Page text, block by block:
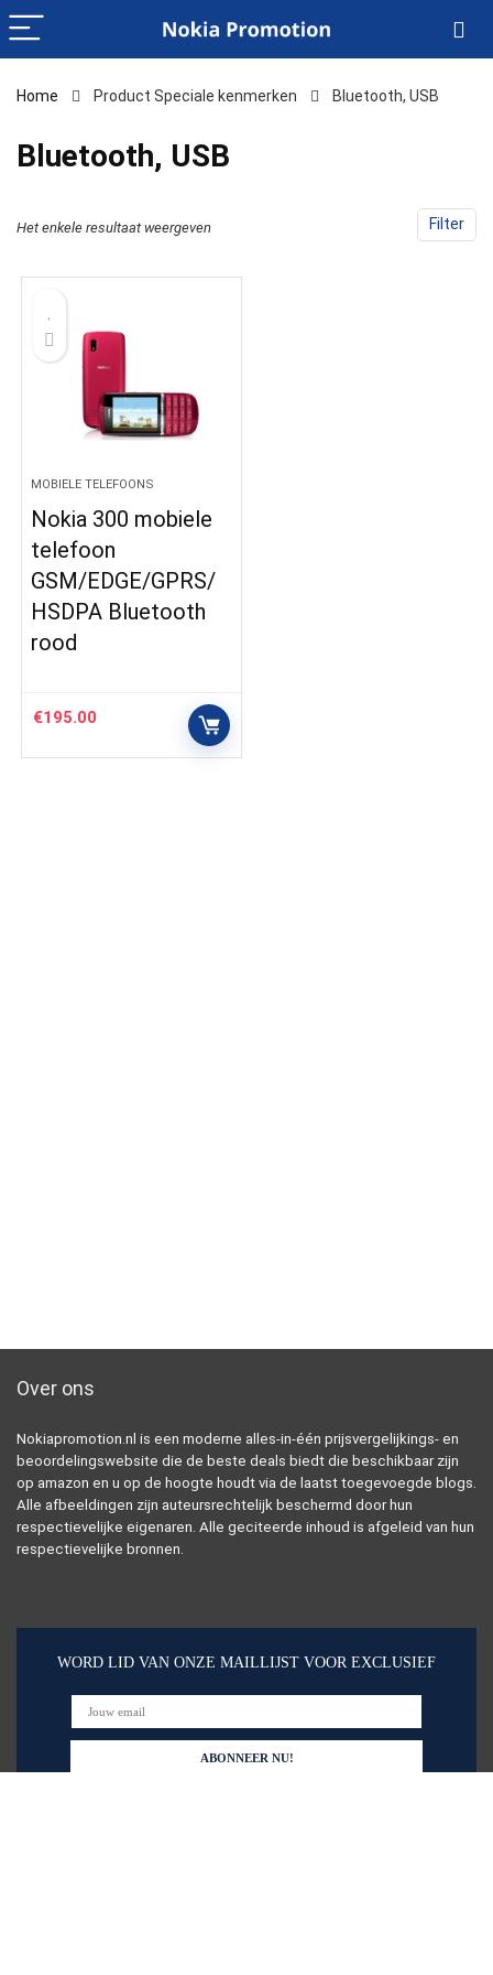
Home Product Speciale kenmerken ‎Bluetooth, USB
‎Bluetooth, USB
Filter
Het enkele resultaat weergeven
MOBIELE TELEFOONS
Nokia 300 mobiele
telefoon
GSM/EDGE/GPRS/
HSDPA Bluetooth
rood
€195.00
Over ons
Nokiapromotion.nl is een moderne alles-in-één prijsvergelijkings- en
beoordelingswebsite die de beste deals biedt die beschikbaar zijn
op amazon en u op de hoogte houdt via de laatst toegevoegde blogs.
Alle afbeeldingen zijn auteursrechtelijk beschermd door hun
respectievelijke eigenaren. Alle geciteerde inhoud is afgeleid van hun
respectievelijke bronnen.
WORD LID VAN ONZE MAILLIJST VOOR EXCLUSIEF